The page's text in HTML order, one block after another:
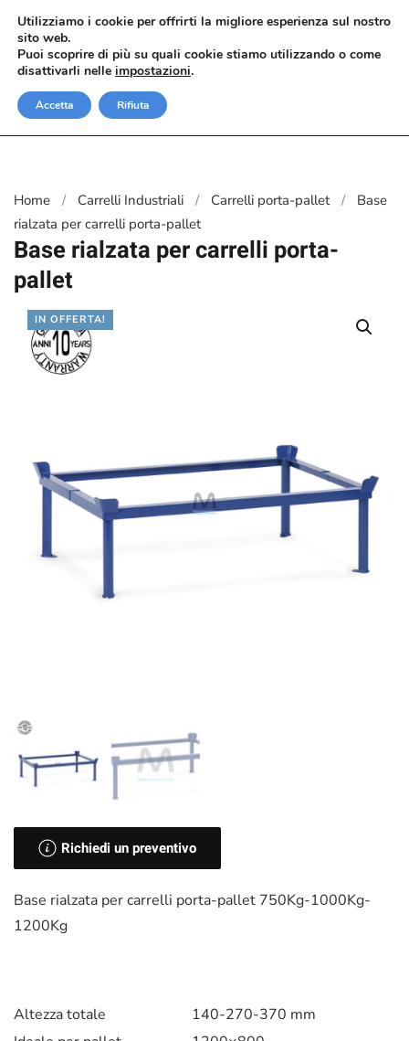
Passa al contenuto principale
Home Carrelli Industriali Carrelli porta-pallet
Base
rialzata per carrelli porta-pallet
Base rialzata per carrelli porta-
pallet
IN OFFERTA!
Richiedi un preventivo
Base rialzata per carrelli porta-pallet 750Kg-1000Kg-
1200Kg
Altezza totale
140-270-370 mm
Utilizziamo i cookie per offrirti la migliore esperienza sul nostro
sito web.
Puoi scoprire di più su quali cookie stiamo utilizzando o come
disattivarli nelle impostazioni.
Accetta Rifiuta